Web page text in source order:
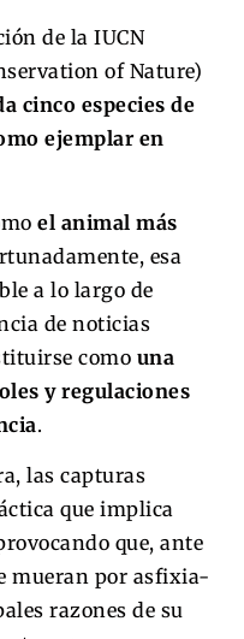
de la IUCN
of Nature)
cinco especies de
ejemplar en
el animal más
esa
a lo largo de
de noticias
como una
y regulaciones
.
las capturas
que implica
que, ante
mueran por asfixia-
razones de su